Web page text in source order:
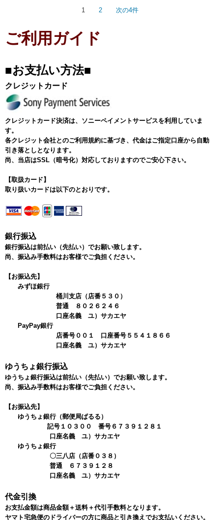
1 2 次の4件
ご利用ガイド
■お支払い方法■
クレジットカード
クレジットカード決済は、ソニーペイメントサービスを利用していま
す。
各クレジット会社とのご利用規約に基づき、代金はご指定口座から自動
引き落としとなります。
尚、当店はSSL（暗号化）対応しておりますのでご安心下さい。
【取扱カード】
取り扱いカードは以下のとおりです。
銀行振込
銀行振込は前払い（先払い）でお願い致します。
尚、振込み手数料はお客様でご負担ください。
【お振込先】
みずほ銀行
桶川支店（店番５３０）
普通 ８０２６２４６
口座名義 ユ）サカエヤ
PayPay銀行
店番号００１ 口座番号５５４１８６６
口座名義 ユ）サカエヤ
ゆうちょ銀行振込
ゆうちょ銀行振込は前払い（先払い）でお願い致します。
尚、振込み手数料はお客様でご負担ください。
【お振込先】
ゆうちょ銀行（郵便局ぱるる）
記号１０３００ 番号６７３９１２８１
口座名義 ユ）サカエヤ
ゆうちょ銀行
〇三八店（店番０３８）
普通 ６７３９１２８
口座名義 ユ）サカエヤ
代金引換
お支払金額は商品金額＋送料＋代引手数料となります。
ヤマト宅急便のドライバーの方に商品と引き換えでお支払いください。